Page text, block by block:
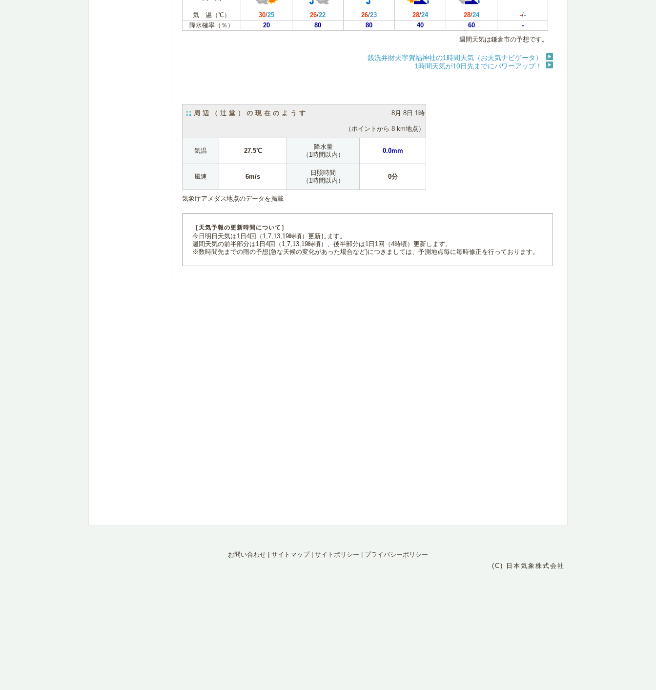
気 温（℃） 30/25 26/22 26/23 28/24 28/24 -/-
降水確率（％）
20 80 80 40 60
-
週間天気は鎌倉市の予想です。
銭洗弁財天宇賀福神社の1時間天気（お天気ナビゲータ）
1時間天気が10日先までにパワーアップ！
周辺（辻堂）の現在のようす 8月 8日 1時
（ポイントから 8 km地点）
気温 27.5℃
降水量
（1時間以内）
0.0mm
風速 6m/s
日照時間
（1時間以内）
0分
気象庁アメダス地点のデータを掲載
［天気予報の更新時間について］
今日明日天気は1日4回（1,7,13,19時頃）更新します。
週間天気の前半部分は1日4回（1,7,13,19時頃）、後半部分は1日1回（4時頃）更新します。
※数時間先までの雨の予想(急な天候の変化があった場合など)につきましては、予測地点毎に毎時修正を行っております。
お問い合わせ サイトマップ| サイトポリシー
プライバシーポリシー
(C) 日本気象株式会社